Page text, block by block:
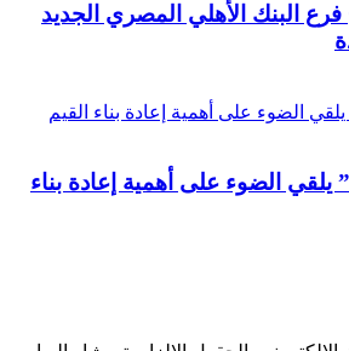
البنك الأهلي المصري الجديد
الضوء على أهمية إعادة بناء